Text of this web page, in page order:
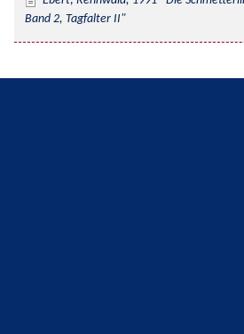
Band 2, Tagfalter II